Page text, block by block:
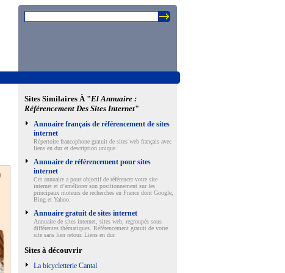
Sites Similaires À "El Annuaire :
Référencement Des Sites Internet"
Annuaire français de référencement de sites
internet
Répertoire francophone gratuit de sites web français avec
liens en dur et description unique.
Annuaire de référencement pour sites
internet
Cet annuaire a pour objectif de référencer votre site
internet et d’améliorer son positionnement sur les
principaux moteurs de recherches en France dont Google,
Bing et Yahoo.
Annuaire gratuit de sites internet
Annuaire de sites internet, sites web, regroupés sous
différentes thématiques. Référencement gratuit de votre
site sans lien retour. Liens en dur.
Sites à découvrir
La bicycletterie Cantal